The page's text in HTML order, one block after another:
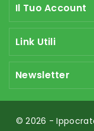
Il Tuo Account
Link Utili
Newsletter
© 2026 -